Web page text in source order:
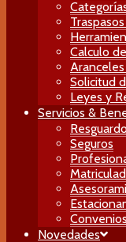
Calculo
Solicitud
Leyes y
Servicios &
Seguros
Novedades